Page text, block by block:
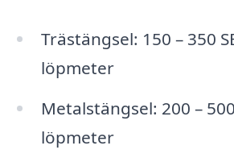
Trästängsel: 150 – 350
löpmeter
Metalstängsel: 200 –
löpmeter